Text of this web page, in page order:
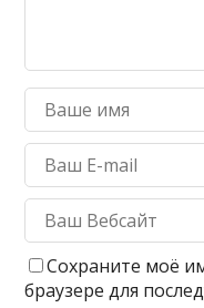
Сохраните моё
браузере для